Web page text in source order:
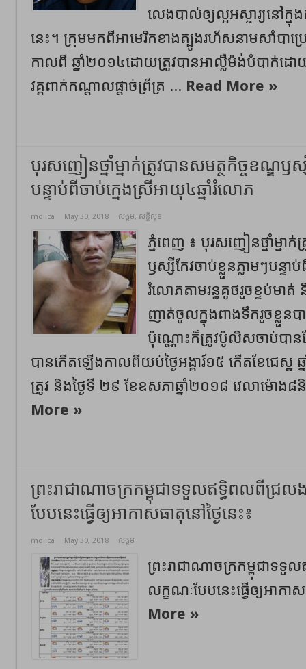
លេងបាល់ឲ្យល្អអស្ចារ្យនៅក្នុ
នេះ។ ក្រុមមកពីអាមេរិកខាងត្បូងរហ័សនាមសាំបា
កាលពី ឆ្នាំ២០១៤ដោយត្រូវបានអាល្លឺម៉ង់បំបាក់
វគ្គពាក់កណ្ដាលផ្ដាច់ព្រ័ត្រ ... Read More »
បុរសញៀនថ្នាំម្នាក់ត្រូវបានសមត្ថកិច្ចខណ្ឌឫស្
បន្ទាប់ពីចាប់ក្នេងស្រីអាយុ៤ឆ្នាំរំលោភ
molica May 30, 2018 សង្គម, សន្តិសុខ
ភ្នំពេញ ៖ បុរសញៀនថ្នាំម្នាក់
ឫស្សីកែវចាប់ខ្លួនភ្លាមៗបន្ទា
រំលោភតាមរន្ធគូថរួចខ្ទប់ម
ញាត់ចូលក្នុងពាងទឹករួចខ្លួន
ប៉ុណ្ណោះក៏ត្រូវប៉ូលិសចាប់បាន
បានកើតឡើងកាលពីយប់ថ្ងៃអង្គារ៍១៥ កើតខែជេស្
ត្រូវ និងថ្ងៃទី ២៩ ខែឧសភាឆ្នាំ២០១៨ វេលាម៉ោង
More »
ព្រះរាជាណាចក្រកម្ពុជាទទួលឥទ្ធិពលពីជ្រ
បែបនេះធ្វើឲ្យអាកាសធាតុនៅថ្ងៃនេះ៖
molica May 30, 2018 សង្គម
ព្រះរាជាណាចក្រកម្ពុជាទទួ
លក្ខណៈបែបនេះធ្វើឲ្យអាកា
More »